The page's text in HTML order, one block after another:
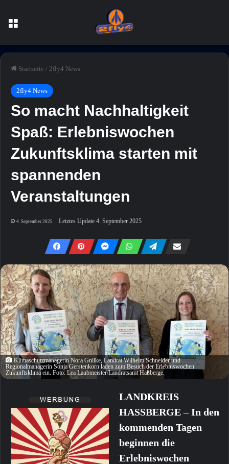
Startseite / 2fly4 News
2fly4 News
So macht Nachhaltigkeit
Spaß: Erlebniswochen
Zukunftsklima starten mit
spannenden
Veranstaltungen
4. September 2025 Letztes Update 4. September 2025
Klimaschutzmanagerin Nora Gnilke, Landrat Wilhelm Schneider und
Regionalmanagerin Sonja Gerstenkorn laden zum Besuch der Erlebniswochen
Zukunftsklima ein. Foto: Lea Laubmeister/Landratsamt Haßberge.
LANDKREIS
HASSBERGE–In den
kommenden Tagen
beginnen die
Erlebniswochen